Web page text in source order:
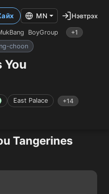
BoyGroup
+1
choon
You
East Palace +14
MN Нэвтрэх
Tangerines